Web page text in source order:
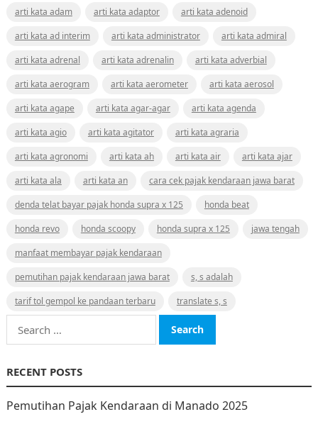
arti kata adam
arti kata adaptor
arti kata adenoid
arti kata ad interim
arti kata administrator
arti kata admiral
arti kata adrenal
arti kata adrenalin
arti kata adverbial
arti kata aerogram
arti kata aerometer
arti kata aerosol
arti kata agape
arti kata agar-agar
arti kata agenda
arti kata agio
arti kata agitator
arti kata agraria
arti kata agronomi
arti kata ah arti kata air
arti kata ajar
arti kata ala
arti kata an
cara cek pajak kendaraan jawa barat
denda telat bayar pajak honda supra x 125
honda beat
honda revo
honda scoopy honda supra x 125
jawa tengah
manfaat membayar pajak kendaraan
pemutihan pajak kendaraan jawa barat
s, s adalah
tarif tol gempol ke pandaan terbaru
translate s, s
Search
for:
RECENT POSTS
Pemutihan Pajak Kendaraan di Manado 2025